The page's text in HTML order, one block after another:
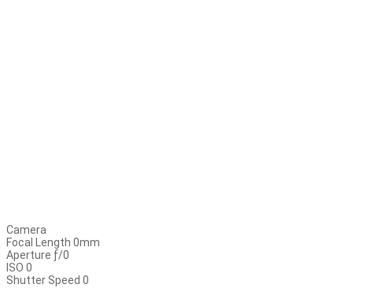
Camera
Focal Length 0mm
Aperture ƒ/0
ISO 0
Shutter Speed 0